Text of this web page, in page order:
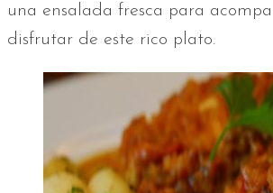
una ensalada fresca para
disfrutar de este rico plato.